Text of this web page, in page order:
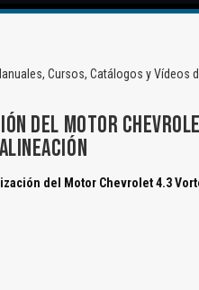
Cursos, Catálogos y Vídeos
DEL MOTOR
del Motor Chevrolet 4.3